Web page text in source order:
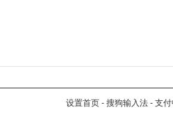
设置首页 - 搜狗输入法 - 支